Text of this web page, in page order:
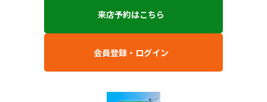
来店予約はこちら
会員登録・ログイン